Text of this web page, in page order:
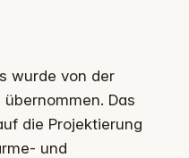
wurde von der
Das
die Projektierung
und